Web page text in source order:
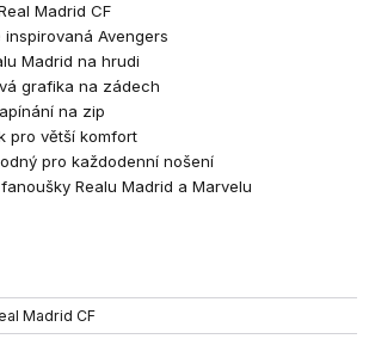
Madrid CF
Avengers
Madrid na hrudi
grafika na zádech
na zip
pro větší komfort
pro každodenní nošení
Realu Madrid a Marvelu
Madrid CF